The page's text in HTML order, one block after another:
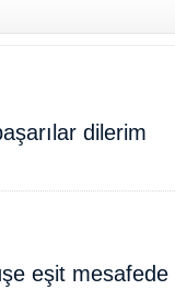
dilerim
eşit